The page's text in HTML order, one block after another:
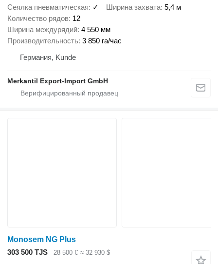
Сеялка пневматическая
✓ Ширина захвата 5,4 м
Количество рядов 12
Ширина междурядий 4 550 мм
Производительность 3 850 га/час
Германия, Kunde
Merkantil Export-Import GmbH
Monosem NG Plus
303 500 TJS
28 500 € ≈ 32 930 $